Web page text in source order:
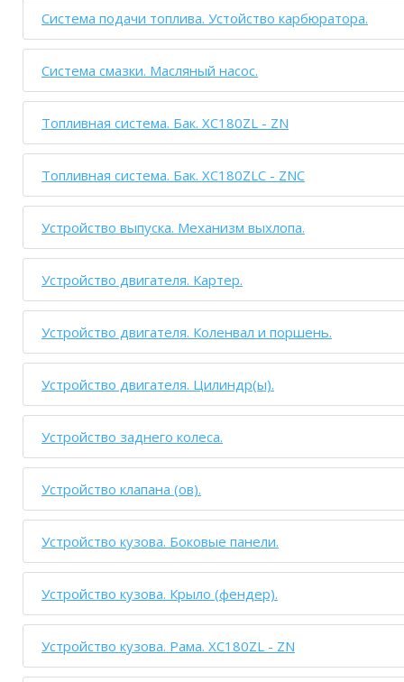
Система подачи топлива. Устойство карбюратора.
Система смазки. Масляный насос.
Топливная система. Бак. XC180ZL - ZN
Топливная система. Бак. XC180ZLC - ZNC
Устройство выпуска. Механизм выхлопа.
Устройство двигателя. Картер.
Устройство двигателя. Коленвал и поршень.
Устройство двигателя. Цилиндр(ы).
Устройство заднего колеса.
Устройство клапана (ов).
Устройство кузова. Боковые панели.
Устройство кузова. Крыло (фендер).
Устройство кузова. Рама. XC180ZL - ZN